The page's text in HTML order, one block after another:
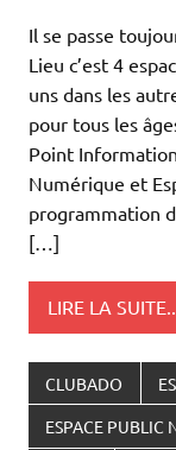
Il se passe
Lieu c’est 4
uns dans les
pour tous les
Point
Numérique et
programmation
[…]
LIRE LA
CLUBADO
ESPACE PUBLIC